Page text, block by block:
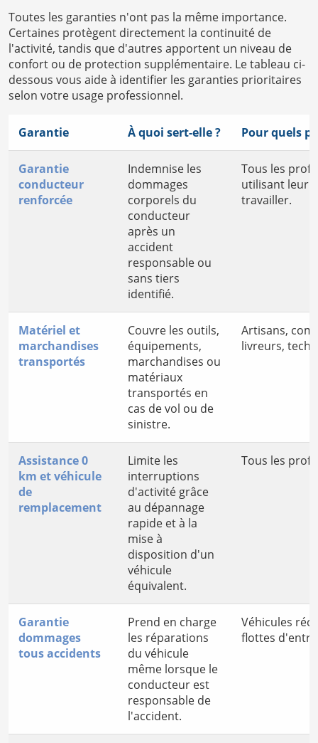
Toutes les garanties n'ont pas la même importance.
Certaines protègent directement la continuité de
l'activité, tandis que d'autres apportent un niveau de
confort ou de protection supplémentaire. Le tableau ci-
dessous vous aide à identifier les garanties prioritaires
selon votre usage professionnel.
Garantie À quoi sert-elle ? Pour quels
Garantie
conducteur
renforcée
Indemnise les
dommages
corporels du
conducteur
après un
accident
responsable ou
sans tiers
identifié.
Tous les
utilisant leur
travailler.
Matériel et
marchandises
transportés
Couvre les outils,
équipements,
marchandises ou
matériaux
transportés en
cas de vol ou de
sinistre.
Artisans,
livreurs,
Assistance 0
km et véhicule
de
remplacement
Limite les
interruptions
d'activité grâce
au dépannage
rapide et à la
mise à
disposition d'un
véhicule
équivalent.
Tous les
Garantie
dommages
tous accidents
Prend en charge
les réparations
du véhicule
même lorsque le
conducteur est
responsable de
l'accident.
Véhicules
flottes